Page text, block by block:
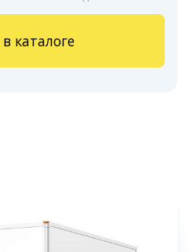
каталоге